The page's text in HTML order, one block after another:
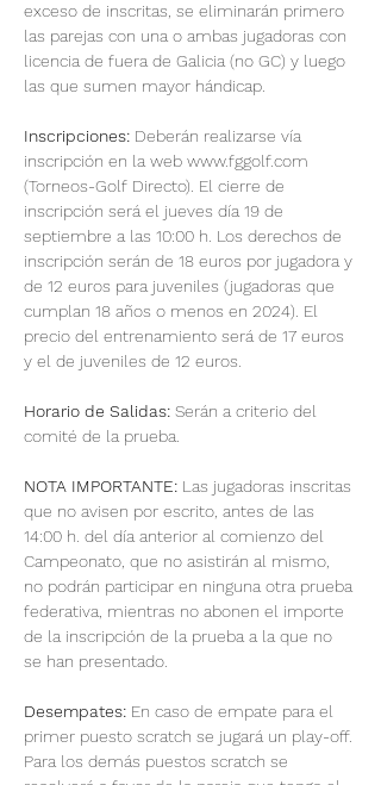
exceso de inscritas, se eliminarán primero
las parejas con una o ambas jugadoras con
licencia de fuera de Galicia (no GC) y luego
las que sumen mayor hándicap.
Inscripciones: Deberán realizarse vía
inscripción en la web www.fggolf.com
(Torneos-Golf Directo). El cierre de
inscripción será el jueves día 19 de
septiembre a las 10:00 h. Los derechos de
inscripción serán de 18 euros por jugadora y
de 12 euros para juveniles (jugadoras que
cumplan 18 años o menos en 2024). El
precio del entrenamiento será de 17 euros
y el de juveniles de 12 euros.
Horario de Salidas: Serán a criterio del
comité de la prueba.
NOTA IMPORTANTE: Las jugadoras inscritas
que no avisen por escrito, antes de las
14:00 h. del día anterior al comienzo del
Campeonato, que no asistirán al mismo,
no podrán participar en ninguna otra prueba
federativa, mientras no abonen el importe
de la inscripción de la prueba a la que no
se han presentado.
Desempates: En caso de empate para el
primer puesto scratch se jugará un play-off.
Para los demás puestos scratch se